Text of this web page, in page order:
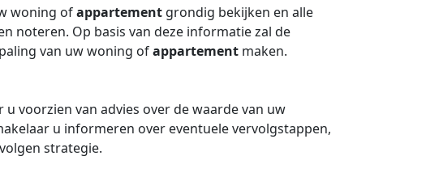
woning ofappartement grondig bekijken en alle
noteren. Op basis van deze informatie zal de
van uw woning ofappartement maken.
voorzien van advies over de waarde van uw
u informeren over eventuele vervolgstappen,
strategie.